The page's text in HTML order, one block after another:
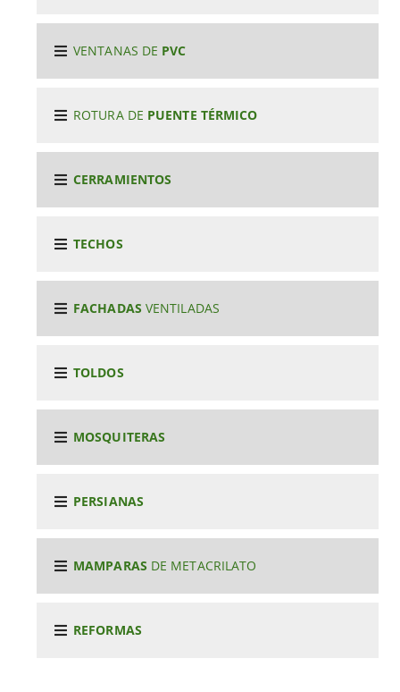
VENTANAS DE PVC
ROTURA DE PUENTE TÉRMICO
CERRAMIENTOS
TECHOS
FACHADAS VENTILADAS
TOLDOS
MOSQUITERAS
PERSIANAS
MAMPARAS DE METACRILATO
REFORMAS